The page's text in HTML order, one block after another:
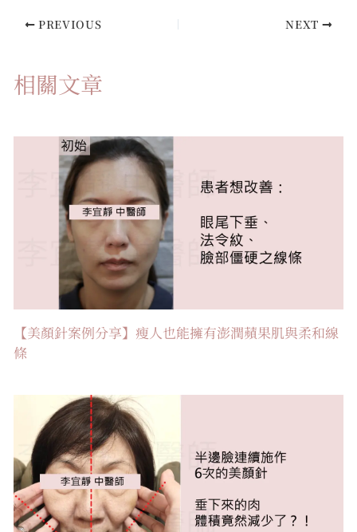
PREVIOUS NEXT
相關文章
【美顏針案例分享】瘦人也能擁有澎潤蘋果肌與柔和線
條